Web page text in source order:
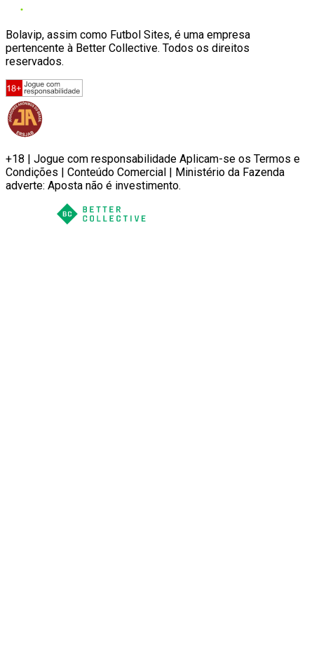
Bolavip, assim como Futbol Sites, é uma empresa
pertencente à Better Collective. Todos os direitos
reservados.
+18 | Jogue com responsabilidade Aplicam-se os Termos e
Condições | Conteúdo Comercial | Ministério da Fazenda
adverte: Aposta não é investimento.